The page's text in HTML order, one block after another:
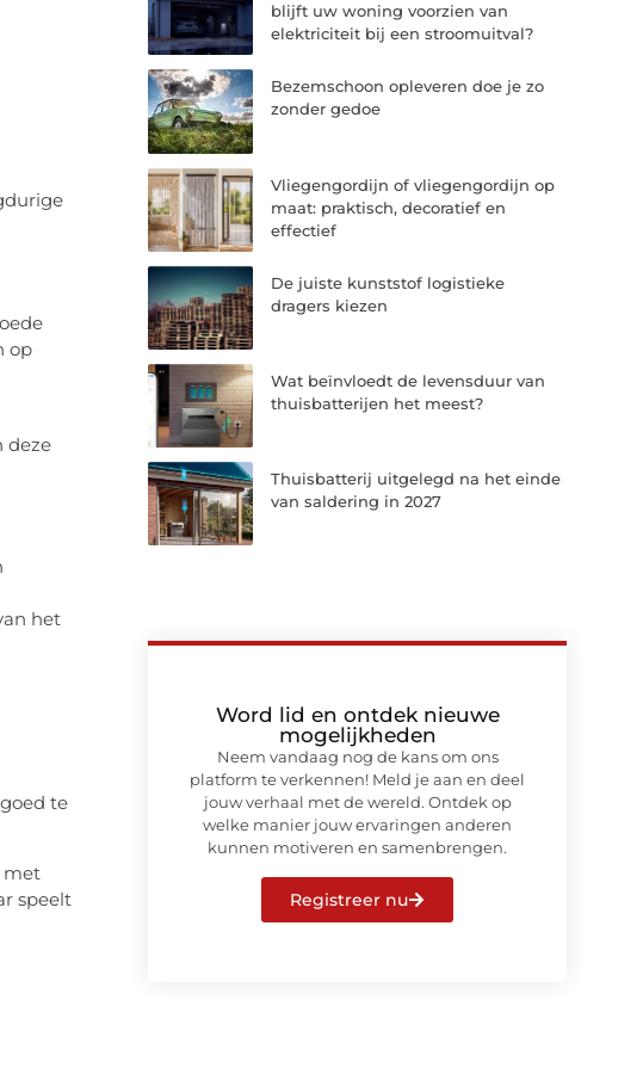
op
deze
het
te
met
speelt
blijft uw woning voorzien van
elektriciteit bij een stroomuitval?
Bezemschoon opleveren doe je zo
zonder gedoe
Vliegengordijn of vliegengordijn op
maat: praktisch, decoratief en
effectief
De juiste kunststof logistieke
dragers kiezen
Wat beïnvloedt de levensduur van
thuisbatterijen het meest?
Thuisbatterij uitgelegd na het einde
van saldering in 2027
Word lid en ontdek nieuwe
mogelijkheden
Neem vandaag nog de kans om ons
platform te verkennen! Meld je aan en deel
jouw verhaal met de wereld. Ontdek op
welke manier jouw ervaringen anderen
kunnen motiveren en samenbrengen.
Registreer nu